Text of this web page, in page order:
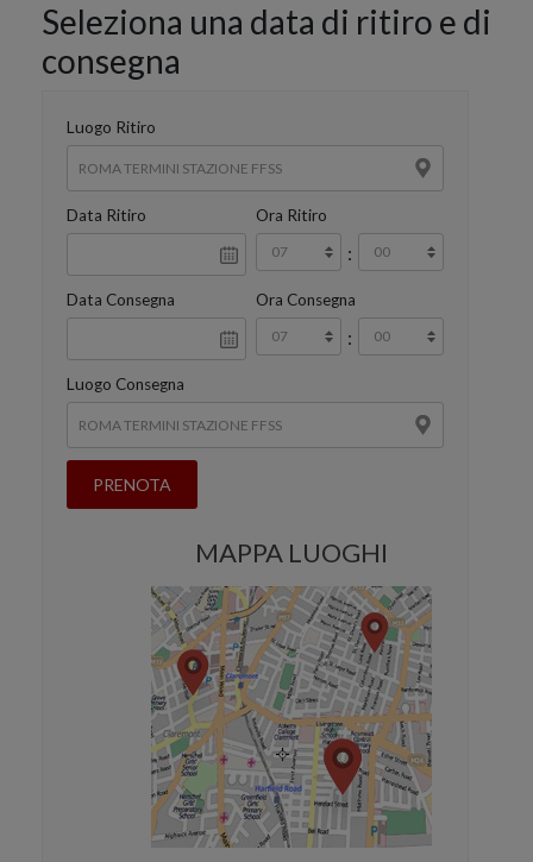
Seleziona una data di ritiro e di
consegna
Luogo Ritiro
Data Ritiro Ora Ritiro
:
Data Consegna Ora Consegna
:
Luogo Consegna
MAPPA LUOGHI